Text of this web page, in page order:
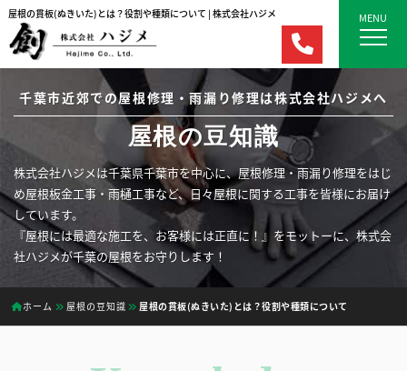
屋根の貫板(ぬきいた)とは？役割や種類について | 株式会社ハジメ MENU
千葉市近郊での屋根修理・雨漏り修理は株式会社ハジメへ
屋根の豆知識
株式会社ハジメは千葉県千葉市を中心に、屋根修理・雨漏り修理をはじ
め屋根板金工事・雨樋工事など、日々屋根に関する工事を皆様にお届け
しています。
『屋根には最適な施工を、お客様には正直に！』をモットーに、株式会
社ハジメが千葉の屋根をお守りします！
ホーム 屋根の豆知識 屋根の貫板(ぬきいた)とは？役割や種類について